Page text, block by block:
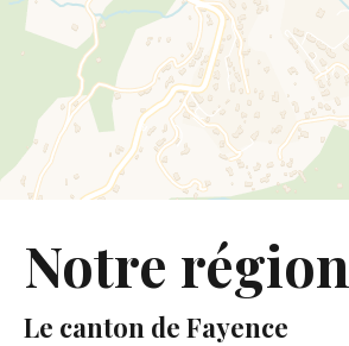
Notre région
Le canton de Fayence